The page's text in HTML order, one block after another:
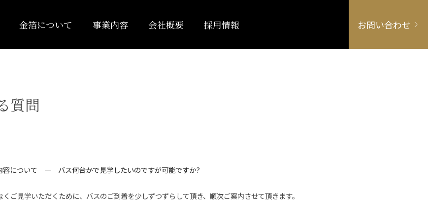
金箔について 事業内容 会社概要 採用情報 お問い合わせ
質問
容について ― バス何台かで見学したいのですが可能ですか?
くご見学いただくために、バスのご到着を少しずつずらして頂き、順次ご案内させて頂きます。